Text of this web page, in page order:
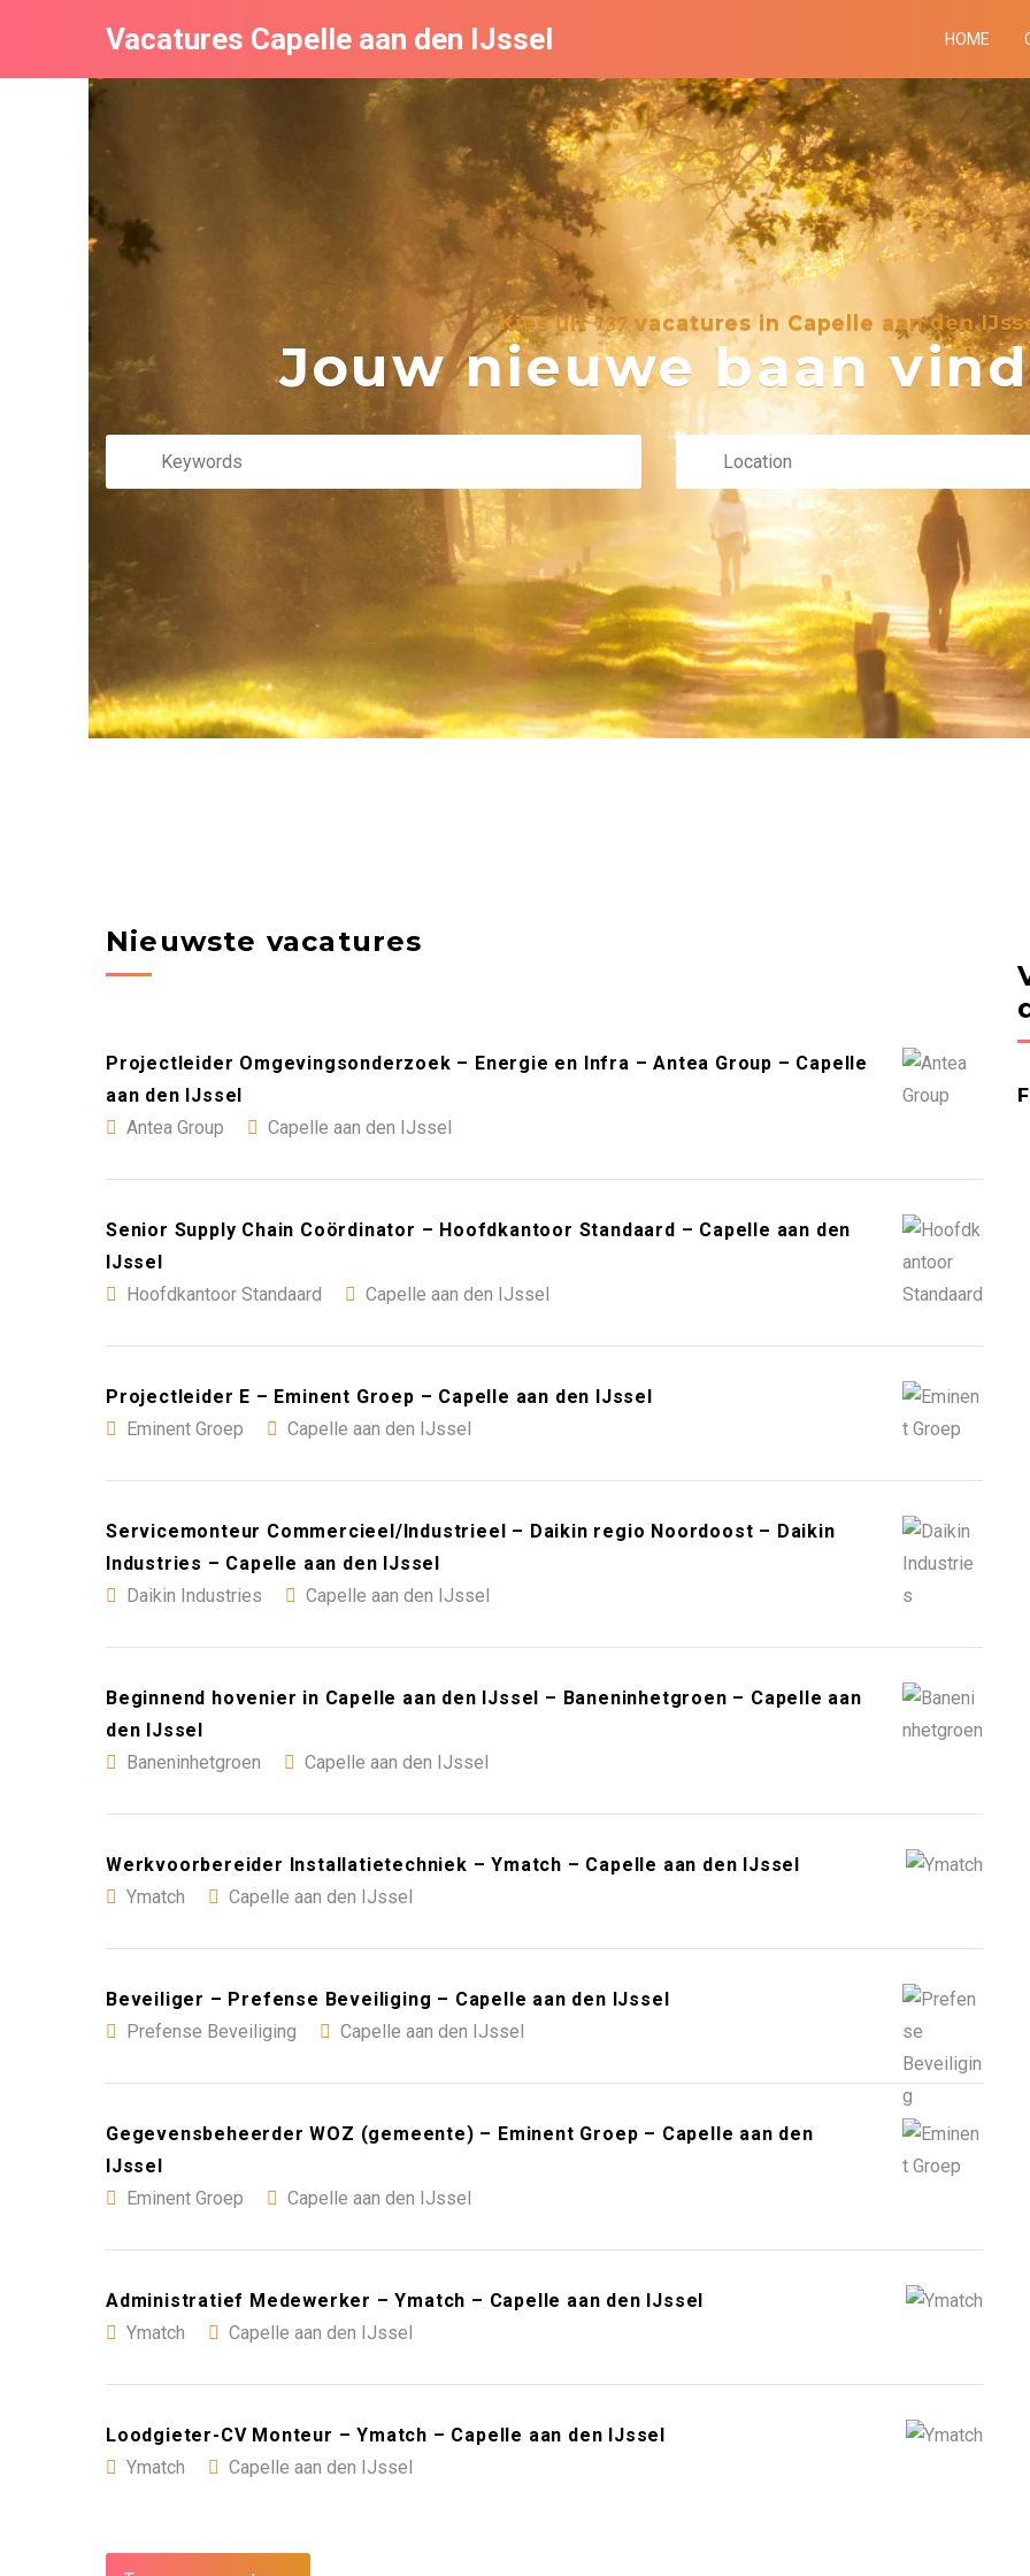
Vacatures Capelle aan den IJssel HOME
Kies uit737 vacatures in Capelle aan den
Jouw nieuwe baan
Nieuwste vacatures
Projectleider Omgevingsonderzoek – Energie en Infra – Antea Group – Capelle
aan den IJssel
Antea Group
Capelle aan den IJssel
Senior Supply Chain Coördinator – Hoofdkantoor Standaard – Capelle aan den
IJssel
Hoofdkantoor Standaard
Capelle aan den IJssel
Projectleider E – Eminent Groep – Capelle aan den IJssel
Eminent Groep
Capelle aan den IJssel
Servicemonteur Commercieel/Industrieel – Daikin regio Noordoost – Daikin
Industries – Capelle aan den IJssel
Daikin Industries
Capelle aan den IJssel
Beginnend hovenier in Capelle aan den IJssel – Baneninhetgroen – Capelle aan
den IJssel
Baneninhetgroen
Capelle aan den IJssel
Werkvoorbereider Installatietechniek – Ymatch – Capelle aan den IJssel
Ymatch
Capelle aan den IJssel
Beveiliger – Prefense Beveiliging – Capelle aan den IJssel
Prefense Beveiliging
Capelle aan den IJssel
Gegevensbeheerder WOZ (gemeente) – Eminent Groep – Capelle aan den
IJssel
Eminent Groep
Capelle aan den IJssel
Administratief Medewerker – Ymatch – Capelle aan den IJssel
Ymatch
Capelle aan den IJssel
Loodgieter-CV Monteur – Ymatch – Capelle aan den IJssel
Ymatch
Capelle aan den IJssel